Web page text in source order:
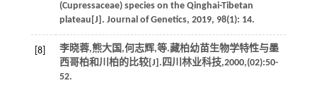
(Cupressaceae) species on the Qinghai-Tibetan
plateau[J]. Journal of Genetics, 2019, 98(1): 14.
[8] 李晓蓉,熊大国,何志辉,等.藏柏幼苗生物学特性与墨
西哥柏和川柏的比较[J]. 四川林业科技,2000,(02):50-
52.